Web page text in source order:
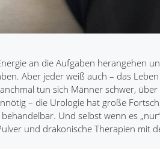
an die Aufgaben herangehen
Aber jeder weiß auch – das
tun sich Männer schwer,
– die Urologie hat große
Und selbst wenn es
und drakonische Therapien mit